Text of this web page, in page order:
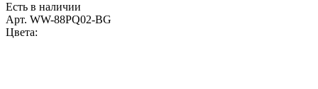
Есть в наличии
Арт. WW-88PQ02-BG
Цвета: